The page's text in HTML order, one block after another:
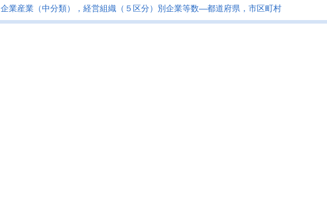
企業産業（中分類），経営組織（５区分）別企業等数―都道府県，市区町村